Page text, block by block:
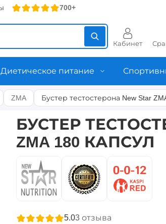
700+
Кабинет
Диетическое питание
ZMA Бустер тестостерона New Star
БУСТЕР
ZMA 180 КАПСУЛ
5.03отзыва